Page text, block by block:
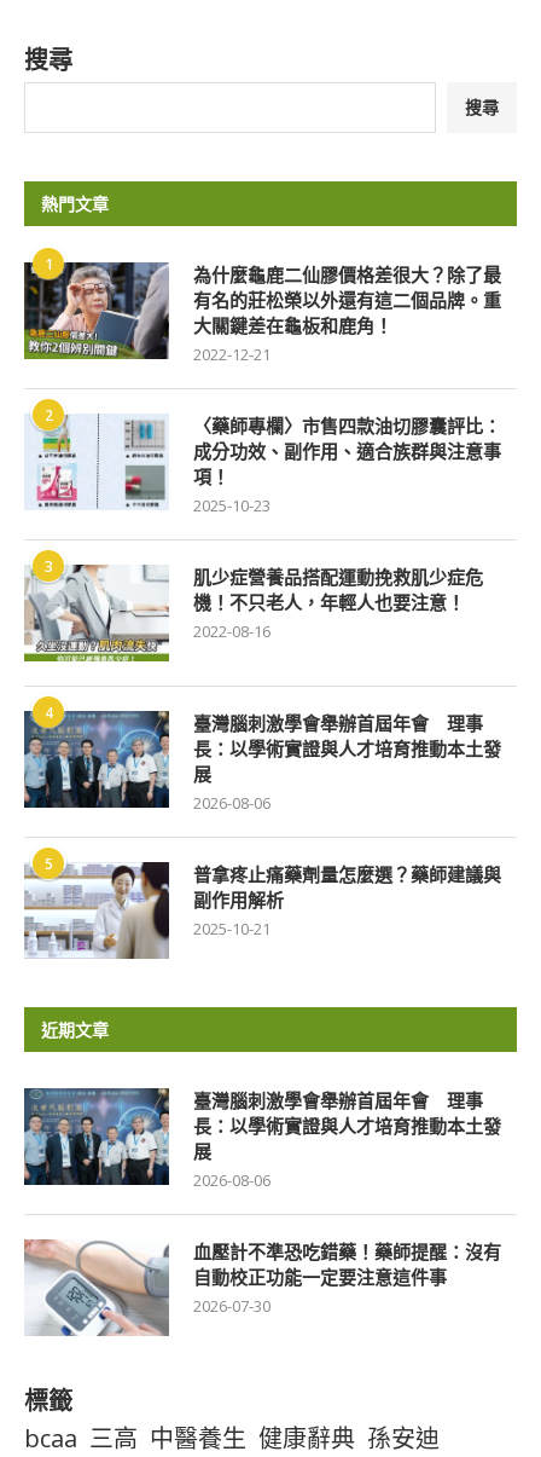
搜尋
搜尋
熱門文章
1
為什麼龜鹿二仙膠價格差很大？除了最
有名的莊松榮以外還有這二個品牌。重
大關鍵差在龜板和鹿角！
2022-12-21
2
〈藥師專欄〉市售四款油切膠囊評比：
成分功效、副作用、適合族群與注意事
項！
2025-10-23
3
肌少症營養品搭配運動挽救肌少症危
機！不只老人，年輕人也要注意！
2022-08-16
4
臺灣腦刺激學會舉辦首屆年會 理事
長：以學術實證與人才培育推動本土發
展
2026-08-06
5
普拿疼止痛藥劑量怎麼選？藥師建議與
副作用解析
2025-10-21
近期文章
臺灣腦刺激學會舉辦首屆年會 理事
長：以學術實證與人才培育推動本土發
展
2026-08-06
血壓計不準恐吃錯藥！藥師提醒：沒有
自動校正功能一定要注意這件事
2026-07-30
標籤
bcaa 三高 中醫養生 健康辭典 孫安迪